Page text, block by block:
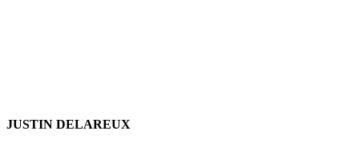
JUSTIN DELAREUX